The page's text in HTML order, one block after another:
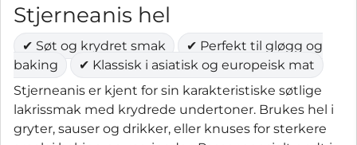
Stjerneanis hel
✔ Søt og krydret smak
✔ Perfekt til gløgg og
baking
✔ Klassisk i asiatisk og europeisk mat
Stjerneanis er kjent for sin karakteristiske søtlige
lakrissmak med krydrede undertoner. Brukes hel i
gryter, sauser og drikker, eller knuses for sterkere